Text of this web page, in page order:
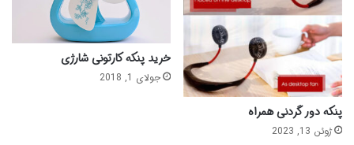
پنکه دور گردنی همراه
ژوئن 13, 2023
خرید پنکه کارتونی شارژی
جولای 1, 2018